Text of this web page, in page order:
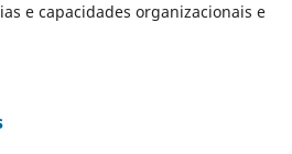
e capacidades organizacionais e